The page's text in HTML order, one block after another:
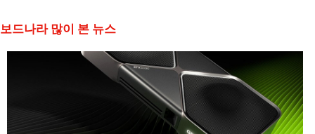
보드나라 많이 본 뉴스